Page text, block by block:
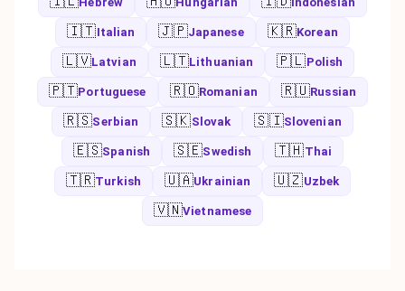
🇮🇹Italian 🇯🇵Japanese 🇰🇷Korean
🇱🇻Latvian 🇱🇹Lithuanian 🇵🇱Polish
🇵🇹Portuguese 🇷🇴Romanian 🇷🇺Russian
🇷🇸Serbian 🇸🇰Slovak 🇸🇮Slovenian
🇪🇸Spanish 🇸🇪Swedish 🇹🇭Thai
🇹🇷Turkish 🇺🇦Ukrainian 🇺🇿Uzbek
🇻🇳Vietnamese